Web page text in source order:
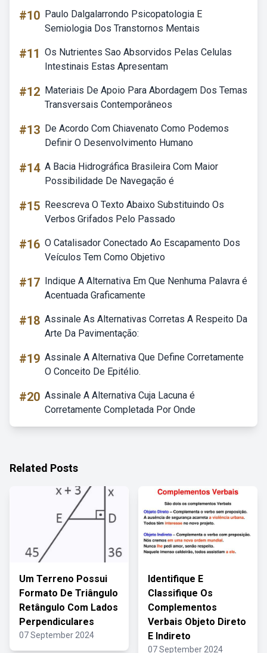
#10 Paulo Dalgalarrondo Psicopatologia E
Semiologia Dos Transtornos Mentais
#11 Os Nutrientes Sao Absorvidos Pelas Celulas
Intestinais Estas Apresentam
#12 Materiais De Apoio Para Abordagem Dos Temas
Transversais Contemporâneos
#13 De Acordo Com Chiavenato Como Podemos
Definir O Desenvolvimento Humano
#14 A Bacia Hidrográfica Brasileira Com Maior
Possibilidade De Navegação é
#15 Reescreva O Texto Abaixo Substituindo Os
Verbos Grifados Pelo Passado
#16 O Catalisador Conectado Ao Escapamento Dos
Veículos Tem Como Objetivo
#17 Indique A Alternativa Em Que Nenhuma Palavra é
Acentuada Graficamente
#18 Assinale As Alternativas Corretas A Respeito Da
Arte Da Pavimentação:
#19 Assinale A Alternativa Que Define Corretamente
O Conceito De Epitélio.
#20 Assinale A Alternativa Cuja Lacuna é
Corretamente Completada Por Onde
Related Posts
Um Terreno Possui
Formato De Triângulo
Retângulo Com Lados
Perpendiculares
07 September 2024
Identifique E
Classifique Os
Complementos
Verbais Objeto Direto
E Indireto
07 September 2024